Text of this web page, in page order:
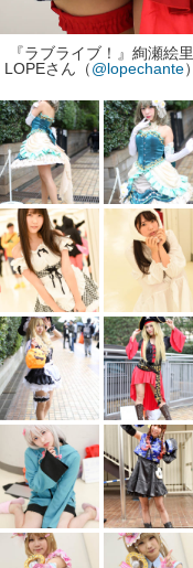
『ラブライブ！』絢瀬絵里
LOPEさん（@lopechante）